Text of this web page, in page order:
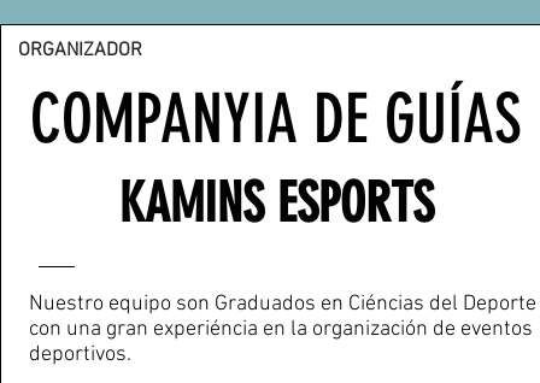
ORGANIZADOR
COMPANYIA DE GUÍAS
KAMINS ESPORTS
Nuestro equipo son Graduados en Ciéncias del Deporte
con una gran experiéncia en la organización de eventos
deportivos.